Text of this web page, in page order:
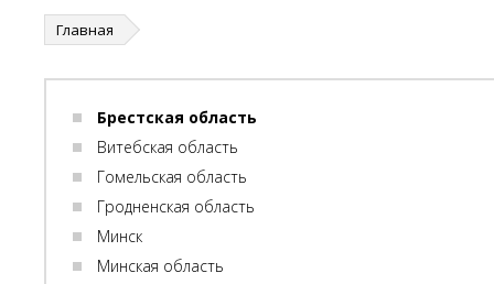
Главная
Брестская область
Витебская область
Гомельская область
Гродненская область
Минск
Минская область